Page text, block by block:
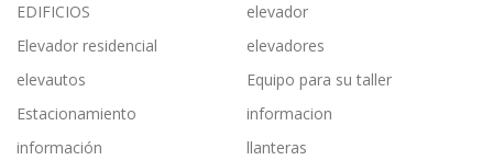
EDIFICIOS
elevador
Elevador residencial
elevadores
elevautos
Equipo para su taller
Estacionamiento
informacion
información
llanteras